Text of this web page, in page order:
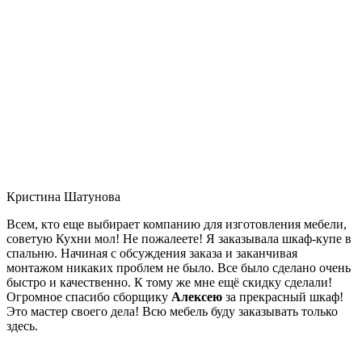
Кристина Шатунова
Всем, кто еще выбирает компанию для изготовления мебели,
советую Кухни мол! Не пожалеете! Я заказывала шкаф-купе в
спальню. Начиная с обсуждения заказа и заканчивая
монтажом никаких проблем не было. Все было сделано очень
быстро и качественно. К тому же мне ещё скидку сделали!
Огромное спасибо сборщику Алексею за прекрасный шкаф!
Это мастер своего дела! Всю мебель буду заказывать только
здесь.